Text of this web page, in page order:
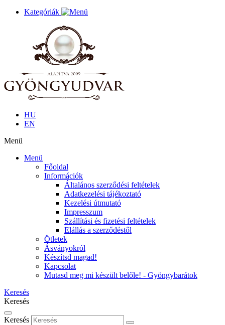
Kategóriák
HU
EN
Menü
Menü
Főoldal
Információk
Általános szerződési feltételek
Adatkezelési tájékoztató
Kezelési útmutató
Impresszum
Szállítási és fizetési feltételek
Elállás a szerződéstől
Ötletek
Ásványokról
Készítsd magad!
Kapcsolat
Mutasd meg mi készült belőle! - Gyöngybarátok
Keresés
Keresés
Keresés